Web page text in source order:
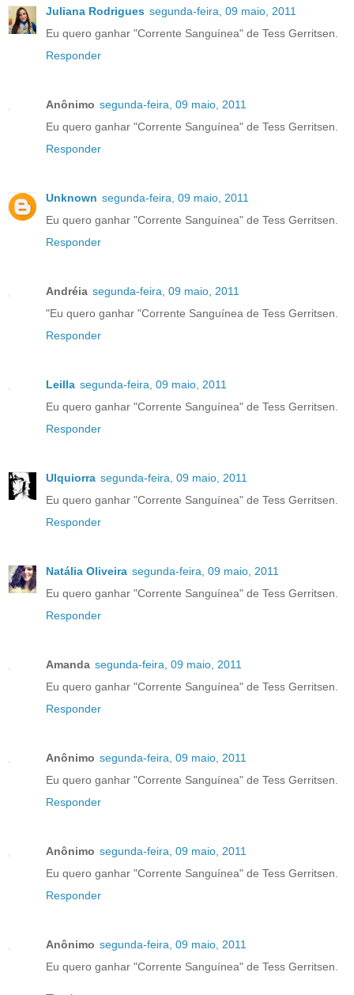
Juliana Rodrigues segunda-feira, 09 maio, 2011
Eu quero ganhar "Corrente Sanguínea" de Tess Gerritsen.
Responder
Anônimo segunda-feira, 09 maio, 2011
Eu quero ganhar "Corrente Sanguínea" de Tess Gerritsen.
Responder
Unknown segunda-feira, 09 maio, 2011
Eu quero ganhar "Corrente Sanguínea" de Tess Gerritsen.
Responder
Andréia segunda-feira, 09 maio, 2011
"Eu quero ganhar "Corrente Sanguínea de Tess Gerritsen.
Responder
Leilla segunda-feira, 09 maio, 2011
Eu quero ganhar "Corrente Sanguínea" de Tess Gerritsen.
Responder
Ulquiorra segunda-feira, 09 maio, 2011
Eu quero ganhar "Corrente Sanguínea" de Tess Gerritsen.
Responder
Natália Oliveira segunda-feira, 09 maio, 2011
Eu quero ganhar "Corrente Sanguínea" de Tess Gerritsen.
Responder
Amanda segunda-feira, 09 maio, 2011
Eu quero ganhar "Corrente Sanguínea" de Tess Gerritsen.
Responder
Anônimo segunda-feira, 09 maio, 2011
Eu quero ganhar "Corrente Sanguínea" de Tess Gerritsen.
Responder
Anônimo segunda-feira, 09 maio, 2011
Eu quero ganhar "Corrente Sanguínea" de Tess Gerritsen.
Responder
Anônimo segunda-feira, 09 maio, 2011
Eu quero ganhar "Corrente Sanguínea" de Tess Gerritsen.